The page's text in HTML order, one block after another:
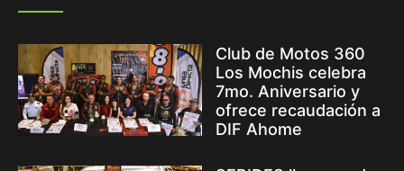
Club de Motos 360
Los Mochis celebra
7mo. Aniversario y
ofrece recaudación a
DIF Ahome